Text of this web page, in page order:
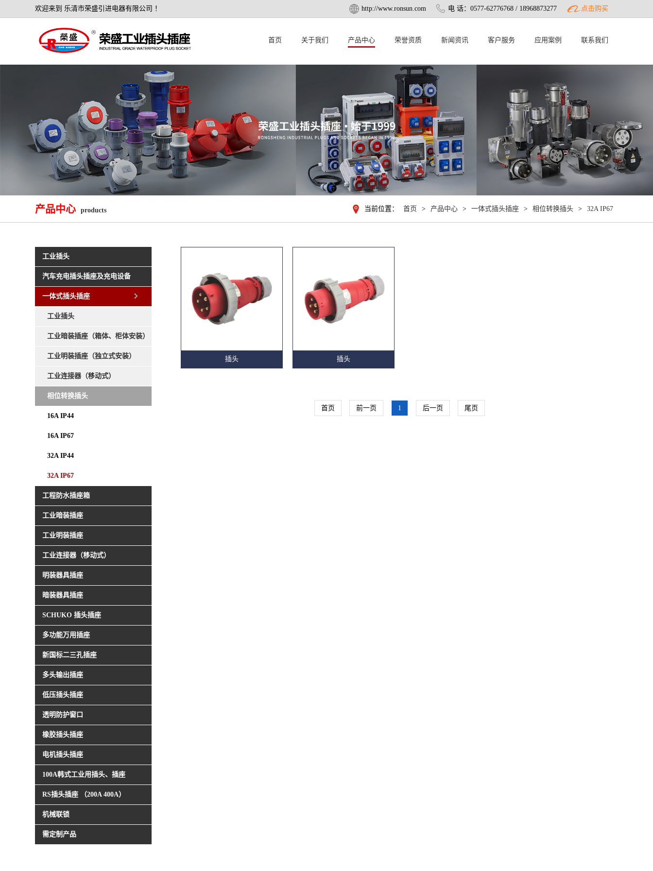
欢迎来到 乐清市荣盛引进电器有限公司 ！ 点击购买
电 话：0577-62776768 / 18968873277
http://www.ronsun.com
首页 关于我们 产品中心 荣誉资质 新闻资讯 客户服务 应用案例 联系我们
产品中心 products 当前位置： 首页 > 产品中心 > 一体式插头插座 > 相位转换插头 > 32A IP67
工业插头
汽车充电插头插座及充电设备
一体式插头插座
工业插头
工业暗装插座（箱体、柜体安装）
工业明装插座（独立式安装）
工业连接器（移动式）
相位转换插头
16A IP44
16A IP67
32A IP44
32A IP67
工程防水插座箱
工业暗装插座
工业明装插座
工业连接器（移动式）
明装器具插座
暗装器具插座
SCHUKO 插头插座
多功能万用插座
新国标二三孔插座
多头输出插座
低压插头插座
透明防护窗口
橡胶插头插座
电机插头插座
100A韩式工业用插头、插座
RS插头插座 （200A 400A）
机械联锁
需定制产品
插头 插头
首页 前一页 1 后一页 尾页